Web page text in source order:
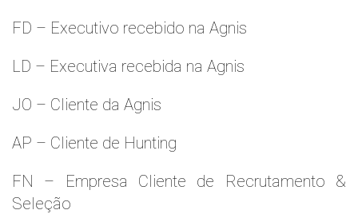
FD – Executivo recebido na Agnis
LD – Executiva recebida na Agnis
JO – Cliente da Agnis
AP – Cliente de Hunting
FN – Empresa Cliente de Recrutamento &
Seleção